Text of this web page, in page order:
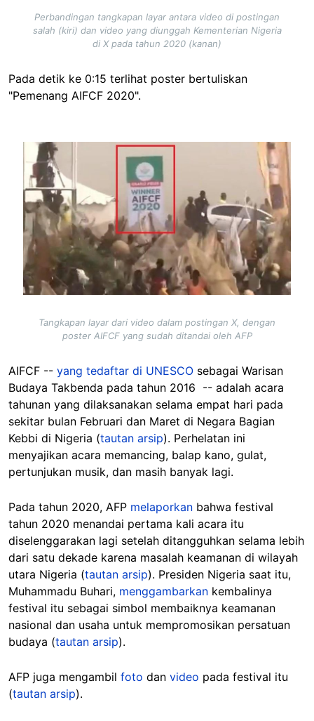
Perbandingan tangkapan layar antara video di postingan
salah (kiri) dan video yang diunggah Kementerian Nigeria
di X pada tahun 2020 (kanan)
Pada detik ke 0:15 terlihat poster bertuliskan
"Pemenang AIFCF 2020".
Image
Tangkapan layar dari video dalam postingan X, dengan
poster AIFCF yang sudah ditandai oleh AFP
AIFCF -- yang tedaftar di UNESCO sebagai Warisan
Budaya Takbenda pada tahun 2016 -- adalah acara
tahunan yang dilaksanakan selama empat hari pada
sekitar bulan Februari dan Maret di Negara Bagian
Kebbi di Nigeria (tautan arsip). Perhelatan ini
menyajikan acara memancing, balap kano, gulat,
pertunjukan musik, dan masih banyak lagi.
Pada tahun 2020, AFP melaporkan bahwa festival
tahun 2020 menandai pertama kali acara itu
diselenggarakan lagi setelah ditangguhkan selama lebih
dari satu dekade karena masalah keamanan di wilayah
utara Nigeria (tautan arsip). Presiden Nigeria saat itu,
Muhammadu Buhari, menggambarkan kembalinya
festival itu sebagai simbol membaiknya keamanan
nasional dan usaha untuk mempromosikan persatuan
budaya (tautan arsip).
AFP juga mengambil foto dan video pada festival itu
(tautan arsip).